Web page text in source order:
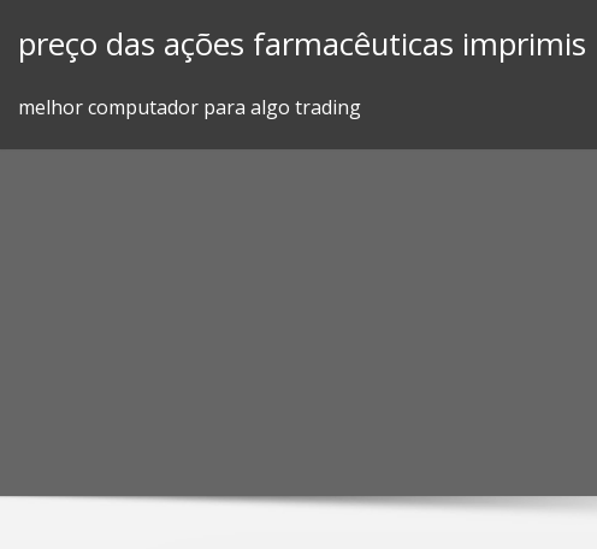
preço das ações farmacêuticas imprimis
melhor computador para algo trading